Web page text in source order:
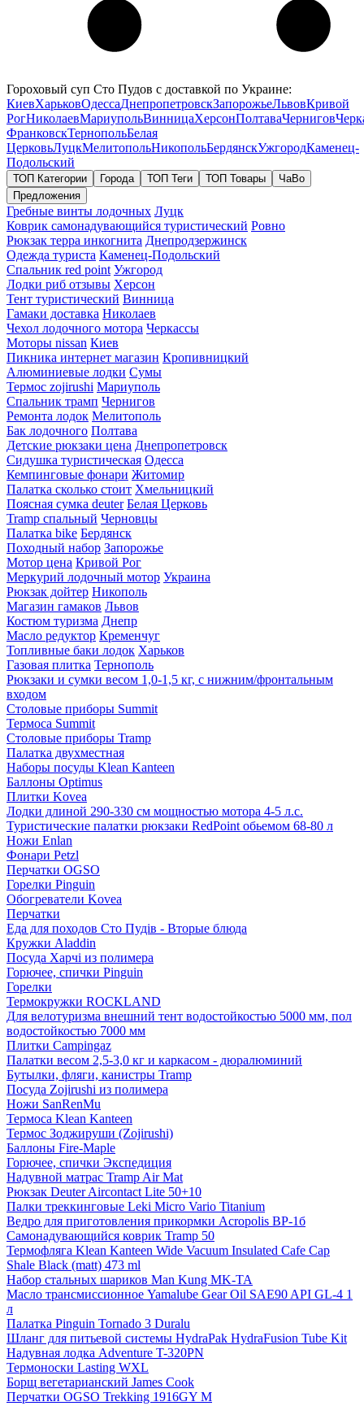
Гороховый суп Сто Пудов с доставкой по Украине:
КиевХарьковОдессаДнепропетровскЗапорожьеЛьвовКривой
РогНиколаевМариупольВинницаХерсонПолтаваЧернигов
ФранковскТернопольБелая
ЦерковьЛуцкМелитопольНикопольБердянскУжгородКаменец-
Подольский
ТОП Категории Города ТОП Теги ТОП Товары
ЧаВо
Предложения
Гребные винты лодочных Луцк
Коврик самонадувающийся туристический Ровно
Рюкзак терра инкогнита Днепродзержинск
Одежда туриста Каменец-Подольский
Спальник red point Ужгород
Лодки риб отзывы Херсон
Тент туристический Винница
Гамаки доставка Николаев
Чехол лодочного мотора Черкассы
Моторы nissan Киев
Пикника интернет магазин Кропивницкий
Алюминиевые лодки Сумы
Термос zojirushi Мариуполь
Спальник трамп Чернигов
Ремонта лодок Мелитополь
Бак лодочного Полтава
Детские рюкзаки цена Днепропетровск
Сидушка туристическая Одесса
Кемпинговые фонари Житомир
Палатка сколько стоит Хмельницкий
Поясная сумка deuter Белая Церковь
Tramp спальный Черновцы
Палатка bike Бердянск
Походный набор Запорожье
Мотор цена Кривой Рог
Меркурий лодочный мотор Украина
Рюкзак дойтер Никополь
Магазин гамаков Львов
Костюм туризма Днепр
Масло редуктор Кременчуг
Топливные баки лодок Харьков
Газовая плитка Тернополь
Рюкзаки и сумки весом 1,0-1,5 кг, с нижним/фронтальным
входом
Столовые приборы Summit
Термоса Summit
Столовые приборы Tramp
Палатка двухместная
Наборы посуды Klean Kanteen
Баллоны Optimus
Плитки Kovea
Лодки длиной 290-330 см мощностью мотора 4-5 л.с.
Туристические палатки рюкзаки RedPoint обьемом 68-80 л
Ножи Enlan
Фонари Petzl
Перчатки OGSO
Горелки Pinguin
Обогреватели Kovea
Перчатки
Еда для походов Сто Пудів - Вторые блюда
Кружки Aladdin
Посуда Харчі из полимера
Горючее, спички Pinguin
Горелки
Термокружки ROCKLAND
Для велотуризма внешний тент водостойкостью 5000 мм, пол
водостойкостью 7000 мм
Плитки Campingaz
Палатки весом 2,5-3,0 кг и каркасом - дюралюминий
Бутылки, фляги, канистры Tramp
Посуда Zojirushi из полимера
Ножи SanRenMu
Термоса Klean Kanteen
Термос Зоджируши (Zojirushi)
Баллоны Fire-Maple
Горючее, спички Экспедиция
Надувной матрас Tramp Air Mat
Рюкзак Deuter Aircontact Lite 50+10
Палки треккинговые Leki Micro Vario Titanium
Ведро для приготовления прикормки Acropolis ВР-1б
Самонадувающийся коврик Tramp 50
Термофляга Klean Kanteen Wide Vacuum Insulated Cafe Cap
Shale Black (matt) 473 ml
Набор стальных шариков Man Kung MK-TA
Масло трансмиссионное Yamalube Gear Oil SAE90 API GL-4 1
л
Палатка Pinguin Tornado 3 Duralu
Шланг для питьевой системы HydraPak HydraFusion Tube Kit
Надувная лодка Adventure T-320PN
Термоноски Lasting WXL
Борщ вегетарианский James Cook
Перчатки OGSO Trekking 1916GY M